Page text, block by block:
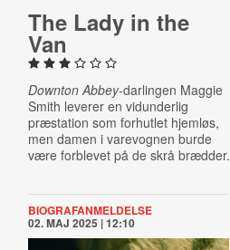
The Lady in the
Van
Downton Abbey-darlingen Maggie
Smith leverer en vidunderlig
præstation som forhutlet hjemløs,
men damen i varevognen burde
være forblevet på de skrå brædder.
BIOGRAFANMELDELSE
02. MAJ 2025 | 12:10